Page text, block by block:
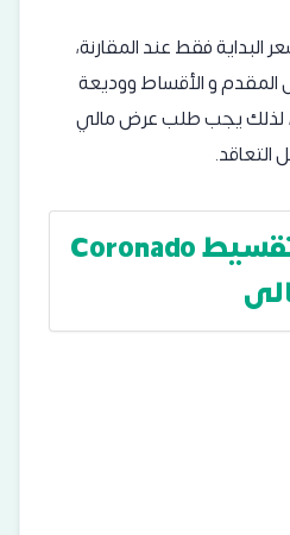
البداية فقط عند المقارنة،
المقدم و الأقساط ووديعة
لذلك يجب طلب عرض مالي
التعاقد.
أنظمة حجز وتقسيط Coronado